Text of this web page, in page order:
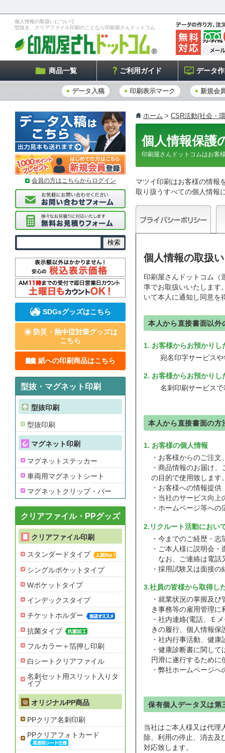
個人情報の取扱いについて
型抜き、クリアファイル印刷のことなら印刷屋さんドットコム
商品一覧 ご利用ガイド データ
データ入稿 印刷表示マーク 新規会
ホーム > CSR活動(社会・
個人情報保護
印刷屋さんドットコムはお客
マツイ印刷はお客様の情報
取り扱うすべての個人情報
個人情報の取扱
印刷屋さんドットコム（
準でお取扱いいたします
いて本人に通知し同意を
本人から直接書面以外
1. お客様からお預かりし
宛名印字サービスや
2. お客様からお預かりし
名刺印刷サービスで
本人から直接書面の方
1. お客様の個人情報
・お客様からのご注
・商品情報のお届け
の目的で使用致します
・お客様への情報提
・当社のサービス向
・ホームページ等へ
2.リクルート活動におい
・今までのご経歴・
・ご本人様に説明会
なお、ご連絡は電話
・採用試験又は面接
3.社員の皆様から取得し
・就業状況の掌握及
き事務等の雇用管理に
・社内連絡(電話、Ｅ
きの履行、個人情報保
・社内行事活動、健
・健康診断書に関し
円滑に遂行するために
・弊社ホームページ
保有個人データ又は第
当社はご本人様又は代理
除、利用の停止、消去及
対応致します。
会員の方はこちらからログイン
SDGsグッズはこちら
防災・熱中症対策グッズは
こちら
紙への印刷商品はこちら
型抜・マグネット印刷
型抜印刷
型抜印刷
マグネット印刷
マグネットステッカー
車両用マグネットシート
マグネットクリップ・バー
クリアファイル・PPグッズ
クリアファイル印刷
スタンダードタイプ
シングルポケットタイプ
Wポケットタイプ
インデックスタイプ
チケットホルダー
抗菌タイプ
フルカラー＋箔押し印刷
白シートクリアファイル
名刺セット用スリット入りタ
イプ
オリジナルPP商品
PPクリア名刺印刷
PPクリアフォトカード